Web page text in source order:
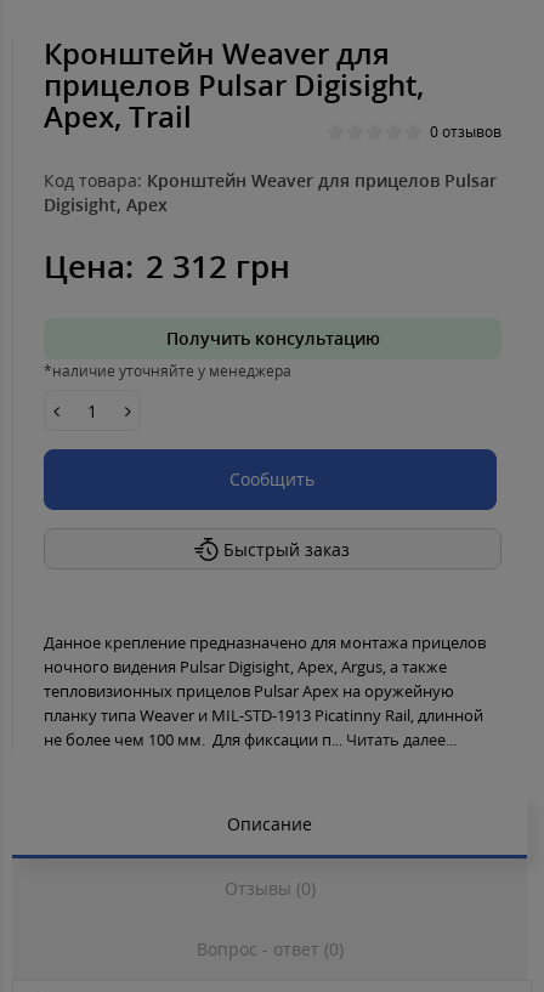
Кронштейн Weaver для
прицелов Pulsar Digisight,
Apex, Trail 0 отзывов
Код товара: Кронштейн Weaver для прицелов Pulsar
Digisight, Apex
Цена: 2 312 грн
Получить консультацию
*наличие уточняйте у менеджера
Сообщить
Быстрый заказ
Данное крепление предназначено для монтажа прицелов
ночного видения Pulsar Digisight, Apex, Argus, а также
тепловизионных прицелов Pulsar Apex на оружейную
планку типа Weaver и MIL-STD-1913 Picatinny Rail, длинной
не более чем 100 мм. Для фиксации п... Читать далее...
Описание
Отзывы (0)
Вопрос - ответ (0)